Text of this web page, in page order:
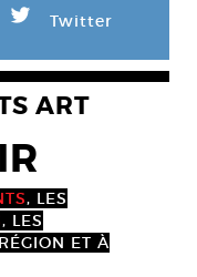
L Twitter
ART
, LES
, LES
ET À